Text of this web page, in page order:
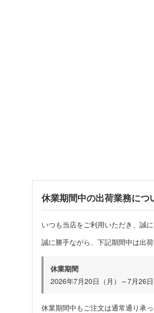
休業期間中の出荷業務につ
いつも当店をご利用いただき、誠
誠に勝手ながら、下記期間中は出
休業期間
2026年7月20日（月）～7月26日
休業期間中もご注文は通常通り承